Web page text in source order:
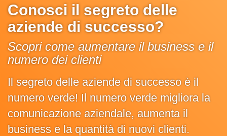
Conosci il segreto delle
aziende di successo?
Scopri come aumentare il business e il
numero dei clienti
Il segreto delle aziende di successo è il
numero verde! Il numero verde migliora la
comunicazione aziendale, aumenta il
business e la quantità di nuovi clienti.